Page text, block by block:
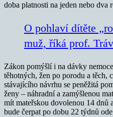
doba platnosti na jeden nebo dva
O pohlaví dítěte
muž, říká prof.
Zákon pomýšlí i na dávky
těhotných, žen po porodu a těch,
stávajícího návrhu se peněžitá
ženy – náhradní a zamýšlenou
mít mateřskou dovolenou 14 dnů
bude čerpat po dobu 22 týdnů